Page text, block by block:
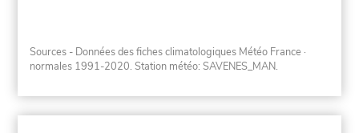
Sources - Données des fiches climatologiques Météo France ·
normales 1991-2020. Station météo: SAVENES_MAN.